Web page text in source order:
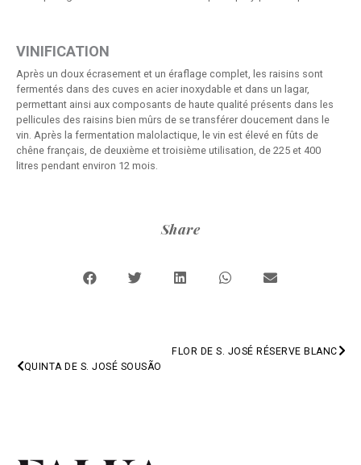
VINIFICATION
Après un doux écrasement et un éraflage complet, les raisins sont
fermentés dans des cuves en acier inoxydable et dans un lagar,
permettant ainsi aux composants de haute qualité présents dans les
pellicules des raisins bien mûrs de se transférer doucement dans le
vin. Après la fermentation malolactique, le vin est élevé en fûts de
chêne français, de deuxième et troisième utilisation, de 225 et 400
litres pendant environ 12 mois.
Share
PREV
FLOR DE S. JOSÉ RÉSERVE BLANC
QUINTA DE S. JOSÉ SOUSÃO